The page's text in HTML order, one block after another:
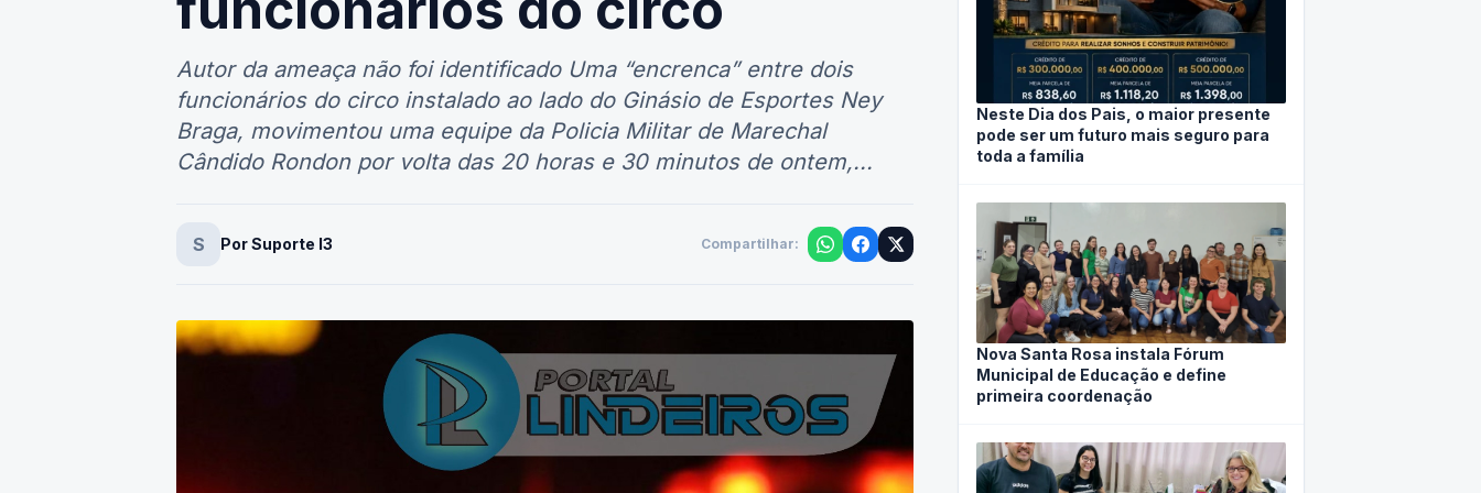
Autor da ameaça não foi identificado Uma “encrenca” entre dois
funcionários do circo instalado ao lado do Ginásio de Esportes Ney
Braga, movimentou uma equipe da Policia Militar de Marechal
Cândido Rondon por volta das 20 horas e 30 minutos de ontem,...
S Por Suporte I3 Compartilhar:
Neste Dia dos Pais, o maior presente
pode ser um futuro mais seguro para
toda a família
Nova Santa Rosa instala Fórum
Municipal de Educação e define
primeira coordenação